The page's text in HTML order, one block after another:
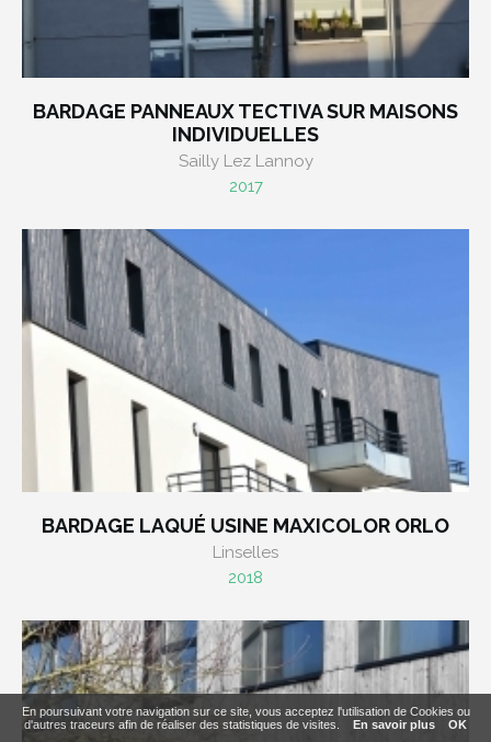
BARDAGE PANNEAUX TECTIVA SUR MAISONS
INDIVIDUELLES
Sailly Lez Lannoy
2017
BARDAGE LAQUÉ USINE MAXICOLOR ORLO
Linselles
2018
En poursuivant votre navigation sur ce site, vous acceptez l'utilisation de Cookies ou
d'autres traceurs afin de réaliser des statistiques de visites. En savoir plus OK